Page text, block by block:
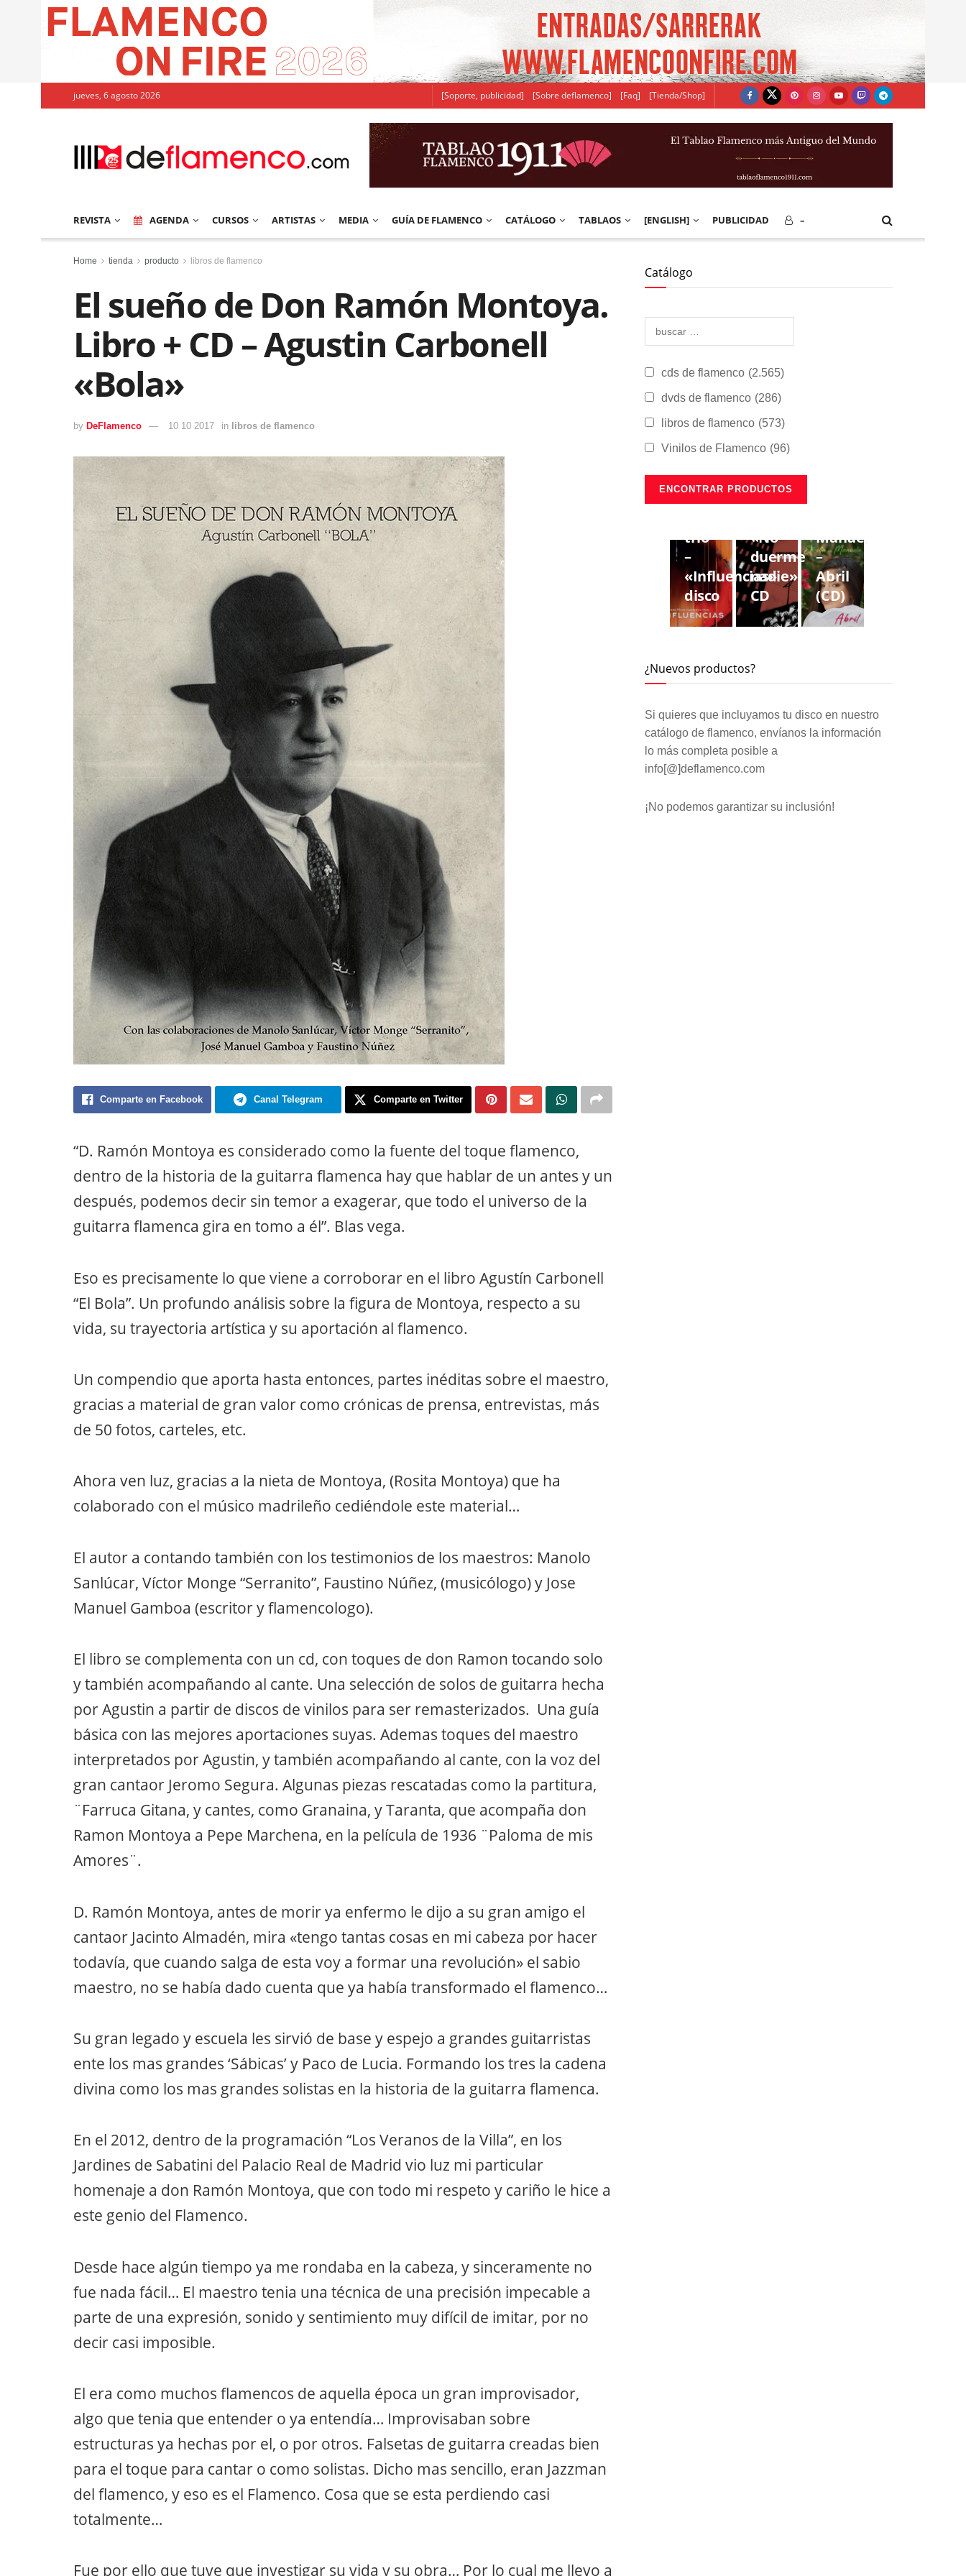
jueves, 6 agosto 2026 [Soporte, publicidad] [Sobre deflamenco] [Faq] [Tienda/Shop]
REVISTA AGENDA CURSOS ARTISTAS MEDIA GUÍA DE FLAMENCO CATÁLOGO TABLAOS [ENGLISH] PUBLICIDAD –
Home tienda producto libros de flamenco
El sueño de Don Ramón Montoya.
Libro + CD – Agustin Carbonell
«Bola»
by DeFlamenco 10 10 2017 in libros de flamenco
Comparte en Facebook Canal Telegram Comparte en Twitter
“D. Ramón Montoya es considerado como la fuente del toque ﬂamenco,
dentro de la historia de la guitarra ﬂamenca hay que hablar de un antes y un
después, podemos decir sin temor a exagerar, que todo el universo de la
guitarra ﬂamenca gira en tomo a él”. Blas vega.
Eso es precisamente lo que viene a corroborar en el libro Agustín Carbonell
“El Bola”. Un profundo análisis sobre la ﬁgura de Montoya, respecto a su
vida, su trayectoria artística y su aportación al ﬂamenco.
Un compendio que aporta hasta entonces, partes inéditas sobre el maestro,
gracias a material de gran valor como crónicas de prensa, entrevistas, más
de 50 fotos, carteles, etc.
Ahora ven luz, gracias a la nieta de Montoya, (Rosita Montoya) que ha
colaborado con el músico madrileño cediéndole este material…
El autor a contando también con los testimonios de los maestros: Manolo
Sanlúcar, Víctor Monge “Serranito”, Faustino Núñez, (musicólogo) y Jose
Manuel Gamboa (escritor y ﬂamencologo).
El libro se complementa con un cd, con toques de don Ramon tocando solo
y también acompañando al cante. Una selección de solos de guitarra hecha
por Agustin a partir de discos de vinilos para ser remasterizados. Una guía
básica con las mejores aportaciones suyas. Ademas toques del maestro
interpretados por Agustin, y también acompañando al cante, con la voz del
gran cantaor Jeromo Segura. Algunas piezas rescatadas como la partitura,
¨Farruca Gitana, y cantes, como Granaina, y Taranta, que acompaña don
Ramon Montoya a Pepe Marchena, en la película de 1936 ¨Paloma de mis
Amores¨.
D. Ramón Montoya, antes de morir ya enfermo le dijo a su gran amigo el
cantaor Jacinto Almadén, mira «tengo tantas cosas en mi cabeza por hacer
todavía, que cuando salga de esta voy a formar una revolución» el sabio
maestro, no se había dado cuenta que ya había transformado el ﬂamenco…
Su gran legado y escuela les sirvió de base y espejo a grandes guitarristas
ente los mas grandes ‘Sábicas’ y Paco de Lucia. Formando los tres la cadena
divina como los mas grandes solistas en la historia de la guitarra ﬂamenca.
En el 2012, dentro de la programación “Los Veranos de la Villa”, en los
Jardines de Sabatini del Palacio Real de Madrid vio luz mi particular
homenaje a don Ramón Montoya, que con todo mi respeto y cariño le hice a
este genio del Flamenco.
Desde hace algún tiempo ya me rondaba en la cabeza, y sinceramente no
fue nada fácil… El maestro tenia una técnica de una precisión impecable a
parte de una expresión, sonido y sentimiento muy difícil de imitar, por no
decir casi imposible.
El era como muchos ﬂamencos de aquella época un gran improvisador,
algo que tenia que entender o ya entendía… Improvisaban sobre
estructuras ya hechas por el, o por otros. Falsetas de guitarra creadas bien
para el toque para cantar o como solistas. Dicho mas sencillo, eran Jazzman
del ﬂamenco, y eso es el Flamenco. Cosa que se esta perdiendo casi
totalmente…
Fue por ello que tuve que investigar su vida y su obra… Por lo cual me llevo a
Catálogo
cds de flamenco (2.565)
dvds de flamenco (286)
libros de flamenco (573)
Vinilos de Flamenco (96)
FLAMENCO
Lorenzo
trío
–
«Influencias»
disco
FLAMENCO
Gregorio
«No
duerme
nadie»
CD
Manuela
–
Abril
(CD)
¿Nuevos productos?
Si quieres que incluyamos tu disco en nuestro
catálogo de flamenco, envíanos la información
lo más completa posible a
info[@]deflamenco.com
¡No podemos garantizar su inclusión!